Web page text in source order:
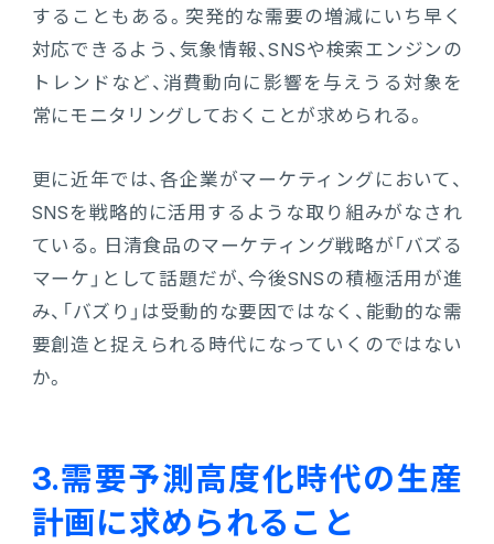
することもある。突発的な需要の増減にいち早く
対応できるよう、気象情報、SNSや検索エンジンの
トレンドなど、消費動向に影響を与えうる対象を
常にモニタリングしておくことが求められる。
更に近年では、各企業がマーケティングにおいて、
SNSを戦略的に活用するような取り組みがなされ
ている。日清食品のマーケティング戦略が「バズる
マーケ」として話題だが、今後SNSの積極活用が進
み、「バズり」は受動的な要因ではなく、能動的な需
要創造と捉えられる時代になっていくのではない
か。
3.需要予測高度化時代の生産
計画に求められること